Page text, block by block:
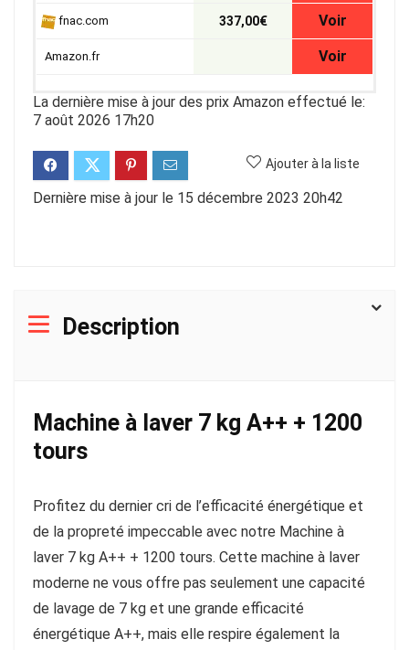
fnac.com 337,00€ Voir
Amazon.fr Voir
La dernière mise à jour des prix Amazon effectué le:
7 août 2026 17h20
Ajouter à la liste
Dernière mise à jour le 15 décembre 2023 20h42
Description
Machine à laver 7 kg A++ + 1200
tours
Profitez du dernier cri de l’efficacité énergétique et
de la propreté impeccable avec notre Machine à
laver 7 kg A++ + 1200 tours. Cette machine à laver
moderne ne vous offre pas seulement une capacité
de lavage de 7 kg et une grande efficacité
énergétique A++, mais elle respire également la